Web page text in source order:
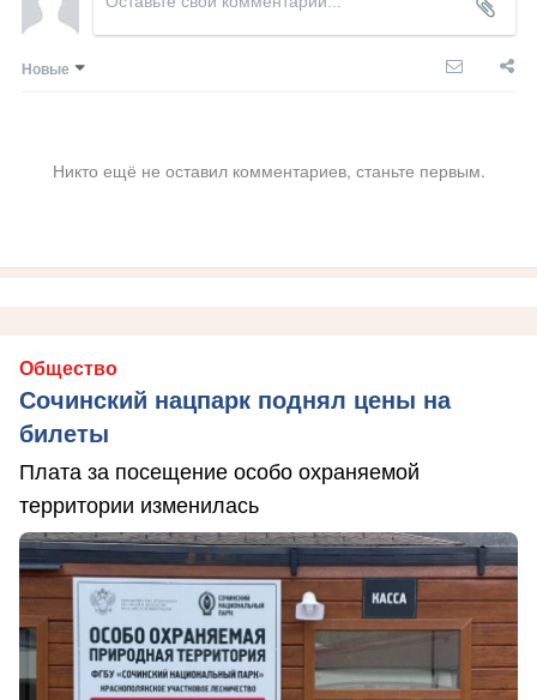
Новые
Никто ещё не оставил комментариев, станьте первым.
Общество
Сочинский нацпарк поднял цены на
билеты
Плата за посещение особо охраняемой
территории изменилась